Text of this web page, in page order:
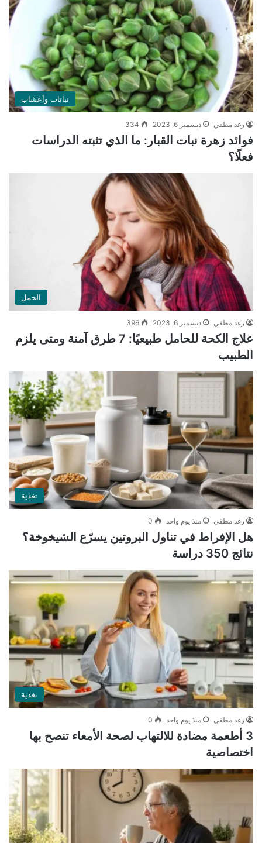
نباتات وأعشاب
رغد مطفي ديسمبر 6, 2023 334
فوائد زهرة نبات القبار: ما الذي تثبته الدراسات
فعلًا؟
الحمل
رغد مطفي ديسمبر 6, 2023 396
علاج الكحة للحامل طبيعيًا: 7 طرق آمنة ومتى يلزم
الطبيب
تغذية
رغد مطفي منذ يوم واحد 0
هل الإفراط في تناول البروتين يسرّع الشيخوخة؟
نتائج 350 دراسة
تغذية
رغد مطفي منذ يوم واحد 0
3 أطعمة مضادة للالتهاب لصحة الأمعاء تنصح بها
اختصاصية